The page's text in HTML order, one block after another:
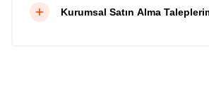
Kurumsal Satın Alma